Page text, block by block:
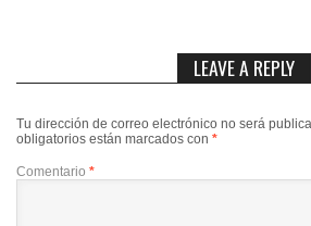
LEAVE A REPLY
Tu dirección de correo electrónico no será
obligatorios están marcados con *
Comentario *